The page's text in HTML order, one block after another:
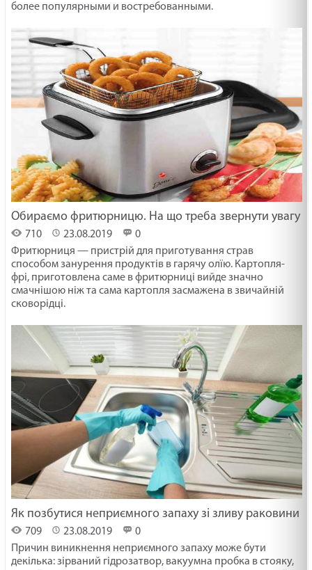
более популярными и востребованными.
Обираємо фритюрницю. На що треба звернути увагу
710 23.08.2019
0
Фритюрниця — пристрій для приготування страв
способом занурення продуктів в гарячу олїю. Картопля-
фрі, приготовлена саме в фритюрниці вийде значно
смачнішою ніж та сама картопля засмажена в звичайній
сковорідці.
Як позбутися неприємного запаху зі зливу раковини
709 23.08.2019
0
Причин виникнення неприємного запаху може бути
декілька: зірваний гідрозатвор, вакуумна пробка в стояку,